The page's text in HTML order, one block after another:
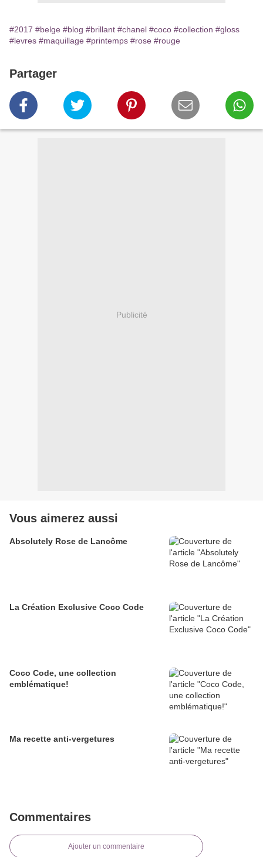
#2017 #belge #blog #brillant #chanel #coco #collection #gloss
#levres #maquillage #printemps #rose #rouge
Partager
Publicité
Vous aimerez aussi
Absolutely Rose de Lancôme
La Création Exclusive Coco Code
Coco Code, une collection
emblématique!
Ma recette anti-vergetures
Commentaires
Ajouter un commentaire